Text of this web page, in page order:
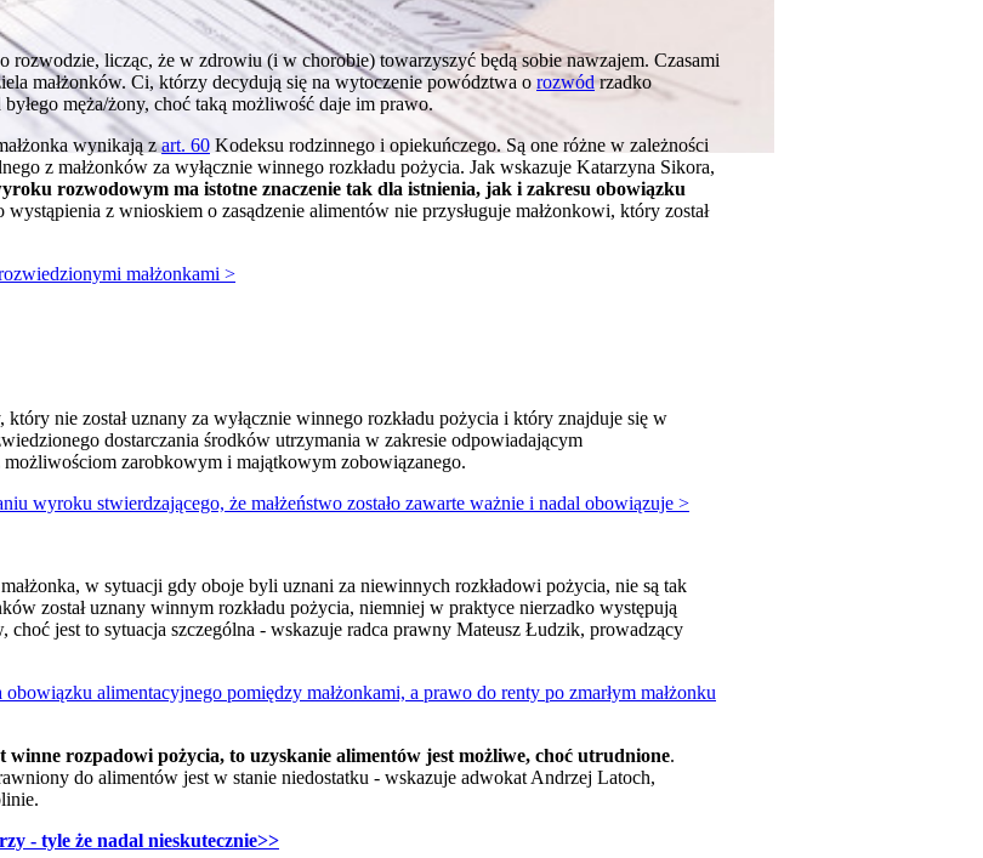
rozwodzie, licząc, że w zdrowiu (i w chorobie) towarzyszyć będą sobie nawzajem. Czasami
małżonków. Ci, którzy decydują się na wytoczenie powództwa o rozwódrzadko
męża/żony, choć taką możliwość daje im prawo.
wynikają zart. 60 Kodeksu rodzinnego i opiekuńczego. Są one różne w zależności
z małżonków za wyłącznie winnego rozkładu pożycia. Jak wskazuje Katarzyna Sikora,
rozwodowym ma istotne znaczenie tak dla istnienia, jak i zakresu obowiązku
z wnioskiem o zasądzenie alimentów nie przysługuje małżonkowi, który został
małżonkami >
który nie został uznany za wyłącznie winnego rozkładu pożycia i który znajduje się w
dostarczania środków utrzymania w zakresie odpowiadającym
zarobkowym i majątkowym zobowiązanego.
wyroku stwierdzającego, że małżeństwo zostało zawarte ważnie i nadal obowiązuje >
małżonka, w sytuacji gdy oboje byli uznani za niewinnych rozkładowi pożycia, nie są tak
został uznany winnym rozkładu pożycia, niemniej w praktyce nierzadko występują
choć jest to sytuacja szczególna - wskazuje radca prawny Mateusz Łudzik, prowadzący
alimentacyjnego pomiędzy małżonkami, a prawo do renty po zmarłym małżonku
winne rozpadowi pożycia, to uzyskanie alimentów jest możliwe, choć utrudnione.
do alimentów jest w stanie niedostatku - wskazuje adwokat Andrzej Latoch,
- tyle że nadal nieskutecznie>>